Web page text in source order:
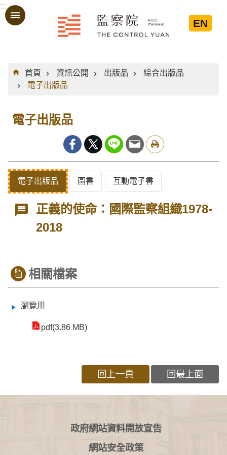
跳到主要內容區塊
:::
EN
:::
首頁
資訊公開 出版品
綜合出版品
電子出版品
電子出版品
電子出版品 圖書 互動電子書
正義的使命：國際監察組織1978-
2018
相關檔案
瀏覽用
pdf(3.86 MB)
回上一頁 回最上面
:::
政府網站資料開放宣告
網站安全政策